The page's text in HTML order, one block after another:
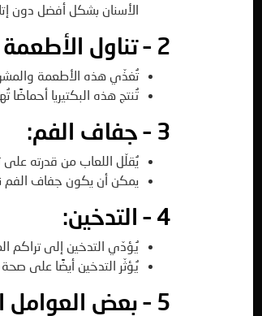
الأسنان بشكل أفضل دون
2 – تناول الأطعمة والمشروبات الغنية بالسكر
تُغذّي هذه الأطعمة
تُنتج هذه البكتيريا أحماضًا
3 – جفاف الفم :
يُقلّل اللعاب من قدرته على
يمكن أن يكون جفاف الفم
4 – التدخين :
يُؤدّي التدخين إلى تراكم
يُؤثّر التدخين أيضًا على صحة
5 – بعض العوامل الأخرى